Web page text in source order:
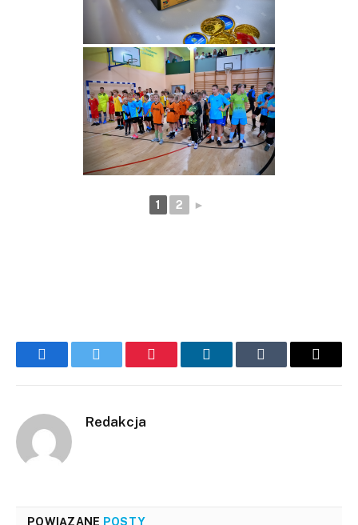
1 2 ►
FacebookTwitter Pinterest LinkedInTumblr Email
Redakcja
POWIĄZANE POSTY